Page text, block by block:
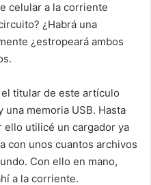
celular a la corriente
¿Habrá una
¿estropeará ambos
titular de este artículo
memoria USB. Hasta
ello utilicé un cargador ya
con unos cuantos archivos
Con ello en mano,
a la corriente.